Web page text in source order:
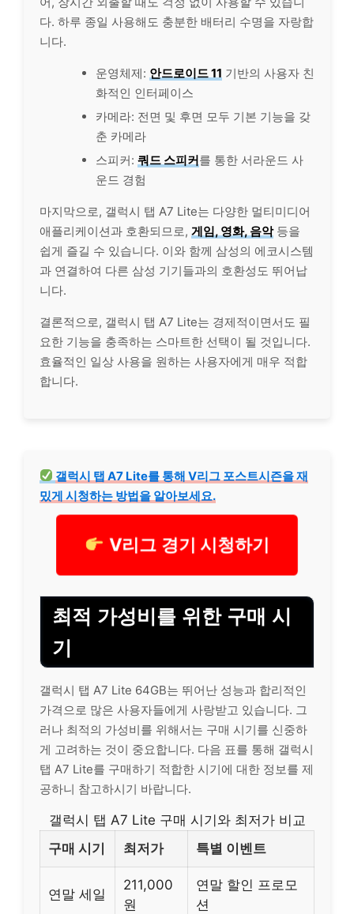
다. 하루 종일 사용해도 충분한 배터리 수명을 자랑합
니다.
운영체제: 안드로이드 11 기반의 사용자 친
화적인 인터페이스
카메라: 전면 및 후면 모두 기본 기능을 갖
춘 카메라
스피커: 쿼드 스피커를 통한 서라운드 사
운드 경험
마지막으로, 갤럭시 탭 A7 Lite는 다양한 멀티미디어
애플리케이션과 호환되므로, 게임, 영화, 음악등을
쉽게 즐길 수 있습니다. 이와 함께 삼성의 에코시스템
과 연결하여 다른 삼성 기기들과의 호환성도 뛰어납
니다.
결론적으로, 갤럭시 탭 A7 Lite는 경제적이면서도 필
요한 기능을 충족하는 스마트한 선택이 될 것입니다.
효율적인 일상 사용을 원하는 사용자에게 매우 적합
합니다.
갤럭시 탭 A7 Lite를 통해V리그 포스트시즌을 재
밌게 시청하는 방법을 알아보세요.
V리그 경기 시청하기
최적 가성비를 위한 구매 시
기
갤럭시 탭 A7 Lite 64GB는 뛰어난 성능과 합리적인
가격으로 많은 사용자들에게 사랑받고 있습니다. 그
러나 최적의 가성비를 위해서는 구매 시기를 신중하
게 고려하는 것이 중요합니다. 다음 표를 통해 갤럭시
탭 A7 Lite를 구매하기 적합한 시기에 대한 정보를 제
공하니 참고하시기 바랍니다.
갤럭시 탭 A7 Lite 구매 시기와 최저가 비교
구매 시기
최저가 특별 이벤트
연말 세일
211,000
원
연말 할인 프로모
션